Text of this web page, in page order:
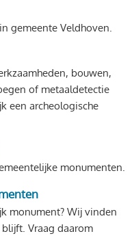
gemeente Veldhoven.
bouwen,
of metaaldetectie
een archeologische
monumenten.
monument? Wij vinden
Vraag daarom